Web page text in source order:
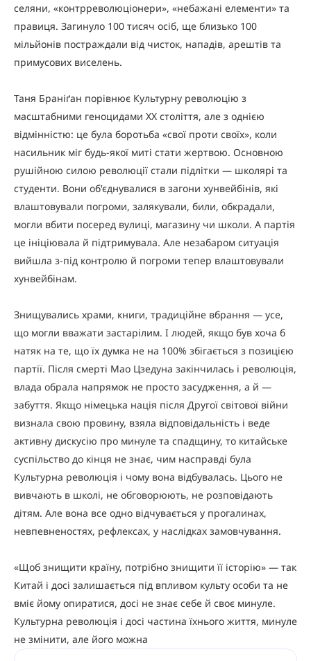
селяни, «контрреволюціонери», «небажані елементи» та
правиця. Загинуло 100 тисяч осіб, ще близько 100
мільйонів постраждали від чисток, нападів, арештів та
примусових виселень.
Таня Браніґан порівнює Культурну революцію з
масштабними геноцидами ХХ століття, але з однією
відмінністю: це була боротьба «свої проти своїх», коли
насильник міг будь-якої миті стати жертвою. Основною
рушійною силою революції стали підлітки — школярі та
студенти. Вони об'єднувалися в загони хунвейбінів, які
влаштовували погроми, залякували, били, обкрадали,
могли вбити посеред вулиці, магазину чи школи. А партія
це ініціювала й підтримувала. Але незабаром ситуація
вийшла з-під контролю й погроми тепер влаштовували
хунвейбінам.
Знищувались храми, книги, традиційне вбрання — усе,
що могли вважати застарілим. І людей, якщо був хоча б
натяк на те, що їх думка не на 100% збігається з позицією
партії. Після смерті Мао Цзедуна закінчилась і революція,
влада обрала напрямок не просто засудження, а й —
забуття. Якщо німецька нація після Другої світової війни
визнала свою провину, взяла відповідальність і веде
активну дискусію про минуле та спадщину, то китайське
суспільство до кінця не знає, чим насправді була
Культурна революція і чому вона відбувалась. Цього не
вивчають в школі, не обговорюють, не розповідають
дітям. Але вона все одно відчувається у прогалинах,
невпевненостях, рефлексах, у наслідках замовчування.
«Щоб знищити країну, потрібно знищити її історію» — так
Китай і досі залишається під впливом культу особи та не
вміє йому опиратися, досі не знає себе й своє минуле.
Культурна революція і досі частина їхнього життя, минуле
не змінити, але його можна